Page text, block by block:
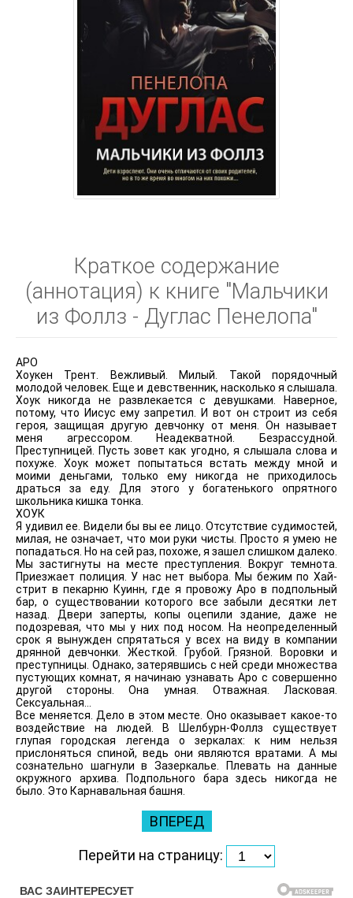
Краткое содержание
(аннотация) к книге "Мальчики
из Фоллз - Дуглас Пенелопа"
АРО
Хоукен Трент. Вежливый. Милый. Такой порядочный
молодой человек. Еще и девственник, насколько я слышала.
Хоук никогда не развлекается с девушками. Наверное,
потому, что Иисус ему запретил. И вот он строит из себя
героя, защищая другую девчонку от меня. Он называет
меня агрессором. Неадекватной. Безрассудной.
Преступницей. Пусть зовет как угодно, я слышала слова и
похуже. Хоук может попытаться встать между мной и
моими деньгами, только ему никогда не приходилось
драться за еду. Для этого у богатенького опрятного
школьника кишка тонка.
ХОУК
Я удивил ее. Видели бы вы ее лицо. Отсутствие судимостей,
милая, не означает, что мои руки чисты. Просто я умею не
попадаться. Но на сей раз, похоже, я зашел слишком далеко.
Мы застигнуты на месте преступления. Вокруг темнота.
Приезжает полиция. У нас нет выбора. Мы бежим по Хай-
стрит в пекарню Куинн, где я провожу Аро в подпольный
бар, о существовании которого все забыли десятки лет
назад. Двери заперты, копы оцепили здание, даже не
подозревая, что мы у них под носом. На неопределенный
срок я вынужден спрятаться у всех на виду в компании
дрянной девчонки. Жесткой. Грубой. Грязной. Воровки и
преступницы. Однако, затерявшись с ней среди множества
пустующих комнат, я начинаю узнавать Аро с совершенно
другой стороны. Она умная. Отважная. Ласковая.
Сексуальная…
Все меняется. Дело в этом месте. Оно оказывает какое-то
воздействие на людей. В Шелбурн-Фоллз существует
глупая городская легенда о зеркалах: к ним нельзя
прислоняться спиной, ведь они являются вратами. А мы
сознательно шагнули в Зазеркалье. Плевать на данные
окружного архива. Подпольного бара здесь никогда не
было. Это Карнавальная башня.
ВПЕРЕД
Перейти на страницу: